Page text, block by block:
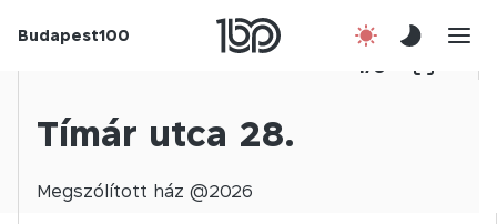
Budapest100
1/ 0
Tímár utca 28.
Megszólított ház @2026